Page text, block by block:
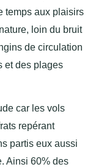
temps aux plaisirs
loin du bruit
de circulation
et des plages
car les vols
repérant
partis eux aussi
Ainsi 60% des